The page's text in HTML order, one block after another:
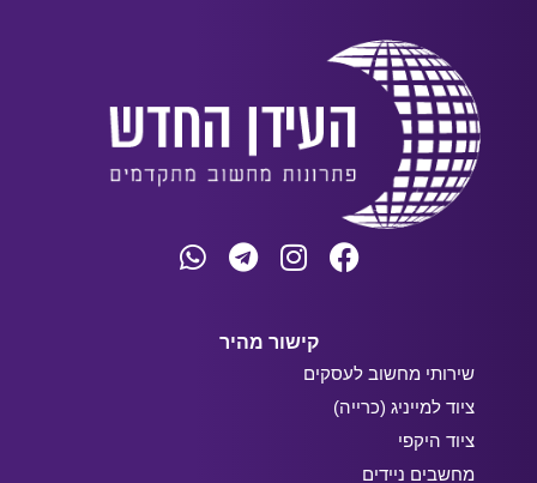
קישור מהיר
שירותי מחשוב לעסקים
ציוד למייניג (כרייה)
ציוד היקפי
מחשבים ניידים